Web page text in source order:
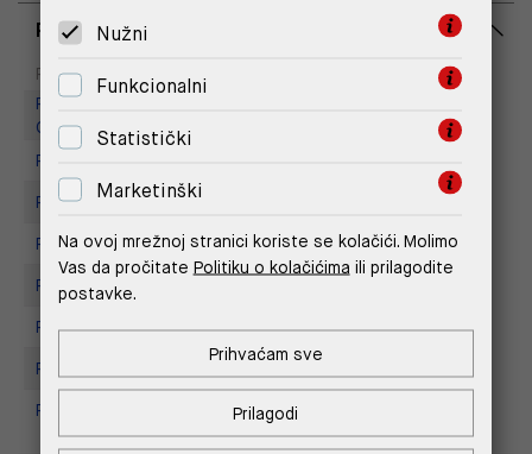
RASPOLOŽIVOST PO POSLOVNICAMA
Poslovnica
Na upit
Replay Outlet Store, Designer
Outlet Croatia
Replay Outlet Store, Split
Replay store, Arena centar
Replay Store, City Center One
Replay Store, Joker Centar
Replay Store, Mall of Split
Replay store, Tower Centar
Replay Store, Supernova Zadar
Nužni
Funkcionalni
Statistički
Marketinški
Na ovoj mrežnoj stranici koriste se kolačići. Molimo
Vas da pročitate Politiku o kolačićima ili prilagodite
postavke.
Prilagodi
Prihvaćam sve